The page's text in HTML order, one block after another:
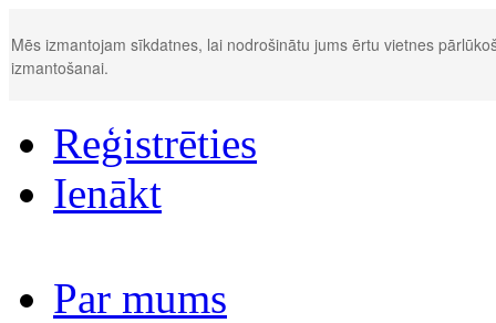
Mēs izmantojam sīkdatnes, lai nodrošinātu jums ērtu vietnes
izmantošanai.
Reģistrēties
Ienākt
Par mums